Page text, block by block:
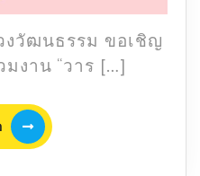
คธา
ตุ
มรดก
ชาติ
สู่
มรดก
โลก”
งวัฒนธรรม ขอเชิญ
งาน “วาร […]
อ่าน
ต่อ